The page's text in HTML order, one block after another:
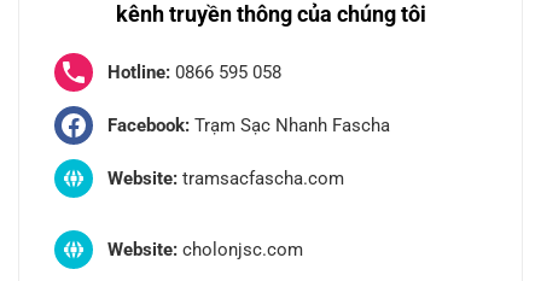
kênh truyền thông của chúng tôi
Hotline: 0866 595 058
Facebook: Trạm Sạc Nhanh Fascha
Website: tramsacfascha.com
Website: cholonjsc.com